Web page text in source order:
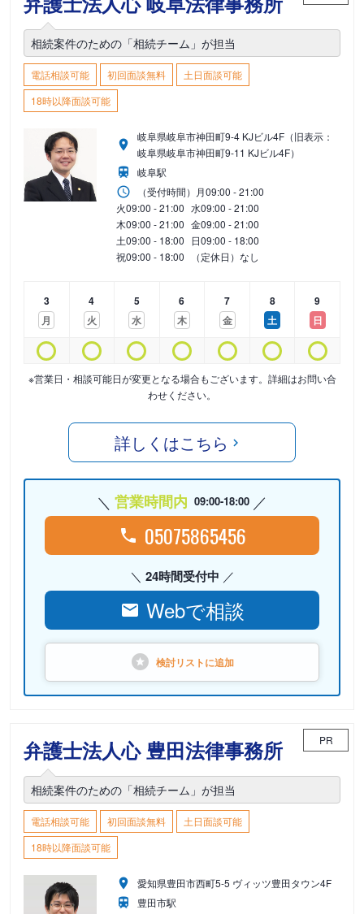
相続案件のための「相続チーム」が担当
電話相談可能 初回面談無料
土日面談可能
18時以降面談可能
岐阜県岐阜市神田町9-4 KJビル4F（旧表示：
岐阜県岐阜市神田町9-11 KJビル4F）
岐阜駅
（受付時間） 月09:00 - 21:00
火09:00 - 21:00 水09:00 - 21:00
木09:00 - 21:00 金09:00 - 21:00
土09:00 - 18:00 日09:00 - 18:00
祝09:00 - 18:00 （定休日）なし
3
月
4
火
5
水
6
木
7
金
8
土
9
日
※営業日・相談可能日が変更となる場合もございます。詳細はお問い合
わせください。
詳しくはこちら
営業時間内 09:00-18:00
05075865456
24時間受付中
Webで相談
検討リストに追加
弁護士法人心 豊田法律事務所 PR
相続案件のための「相続チーム」が担当
電話相談可能 初回面談無料
土日面談可能
18時以降面談可能
愛知県豊田市西町5-5 ヴィッツ豊田タウン4F
豊田市駅